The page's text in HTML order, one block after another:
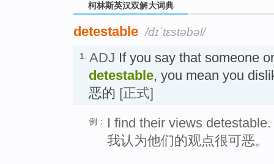
柯林斯英汉双解大词典
detestable /dɪˈtɛstəbəl/
1. ADJ If you say that someone
detestable, you mean you
恶的 [正式]
例：
I find their views detestable.
我认为他们的观点很可恶。